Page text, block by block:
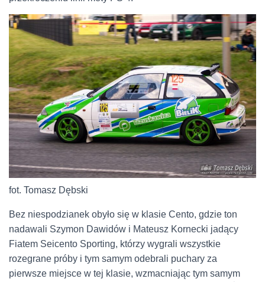
fot. Tomasz Dębski
Bez niespodzianek obyło się w klasie Cento, gdzie ton
nadawali Szymon Dawidów i Mateusz Kornecki jadący
Fiatem Seicento Sporting, którzy wygrali wszystkie
rozegrane próby i tym samym odebrali puchary za
pierwsze miejsce w tej klasie, wzmacniając tym samym